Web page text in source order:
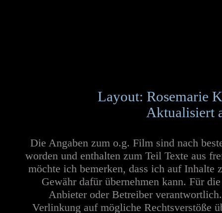
Layout: Rosemarie
Aktualisiert
Die Angaben zum o.g. Film sind nach
worden und enthalten zum Teil Texte aus
möchte ich bemerken, dass ich auf Inhalte
Gewähr dafür übernehmen kann. Für
Anbieter oder Betreiber
Verlinkung auf mögliche Rechtsverstöße